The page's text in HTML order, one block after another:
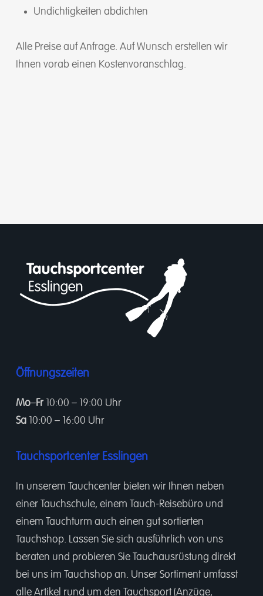
Undichtigkeiten abdichten
Alle Preise auf Anfrage. Auf Wunsch erstellen wir
Ihnen vorab einen Kostenvoranschlag.
Öffnungszeiten
Mo–Fr10:00 – 19:00 Uhr
Sa10:00 – 16:00 Uhr
Tauchsportcenter Esslingen
In unserem Tauchcenterbieten wir Ihnen neben
einer Tauchschule, einem Tauch-Reisebüro und
einem Tauchturm auch einen gut sortierten
Tauchshop. Lassen Sie sich ausführlich von uns
beraten und probieren Sie Tauchausrüstung direkt
bei uns im Tauchshop an. Unser Sortiment umfasst
alle Artikel rund um den Tauchsport (Anzüge,